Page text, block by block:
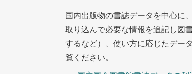
国内出版物の書誌データを中心に
取り込んで必要な情報を追記し図
するなど）、使い方に応じたデー
覧ください。